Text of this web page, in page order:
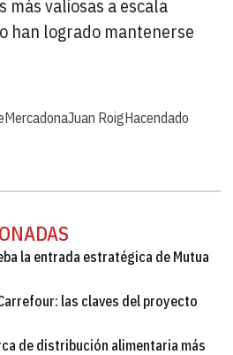
más valiosas a escala
han logrado mantenerse
MercadonaJuan RoigHacendado
la entrada estratégica de Mutua
las claves del proyecto
de distribución alimentaria más